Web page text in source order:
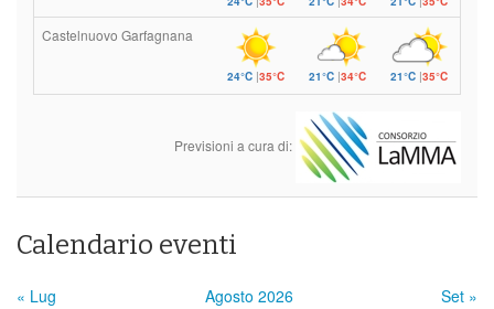
Castelnuovo Garfagnana
24°C |35°C 21°C |34°C 21°C |35°C
Previsioni a cura di:
Calendario eventi
« Lug Agosto 2026
Set »